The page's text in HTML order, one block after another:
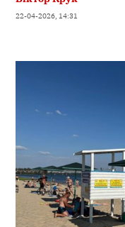
22-04-2026, 14:31